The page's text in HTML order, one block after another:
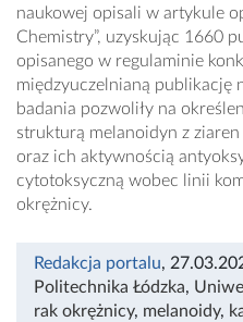
naukowej opisali w artykule
Chemistry”, uzyskując 1660
opisanego w regulaminie
międzyuczelnianą publikację
badania pozwoliły na
strukturą melanoidyn z
oraz ich aktywnością
cytotoksyczną wobec linii
okrężnicy.
Redakcja portalu,
Politechnika Łódzka,
rak okrężnicy, melanoidy,